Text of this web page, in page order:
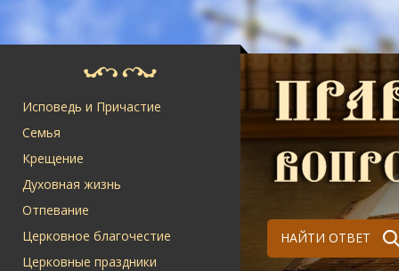
Исповедь и Причастие
Семья
Крещение
Духовная жизнь
Отпевание
Церковное благочестие
Церковные праздники
НАЙТИ ОТВЕТ